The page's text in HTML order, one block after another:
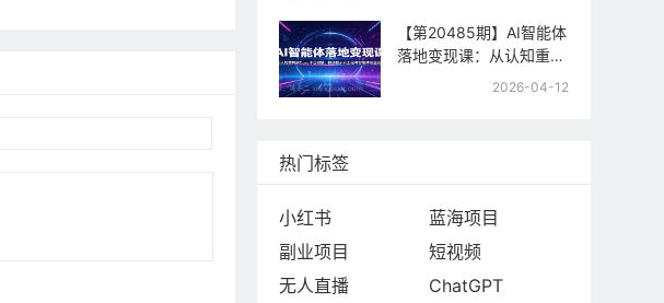
心方法
【第20485期】AI智能体
落地变现课：从认知重构
到Coze平台实操，精通
2026-04-12
热门标签
小红书
蓝海项目
副业项目
短视频
无人直播
ChatGPT